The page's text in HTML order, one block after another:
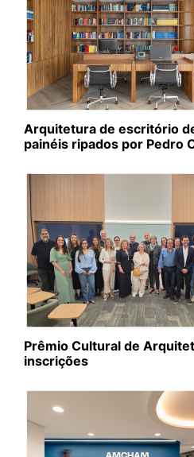
Arquitetura de escritório
painéis ripados por Pedro
Prêmio Cultural de
inscrições